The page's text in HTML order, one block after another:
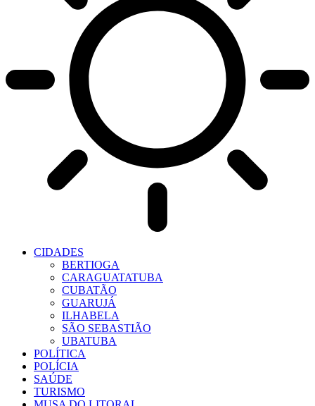
CIDADES
BERTIOGA
CARAGUATATUBA
CUBATÃO
GUARUJÁ
ILHABELA
SÃO SEBASTIÃO
UBATUBA
POLÍTICA
POLÍCIA
SAÚDE
TURISMO